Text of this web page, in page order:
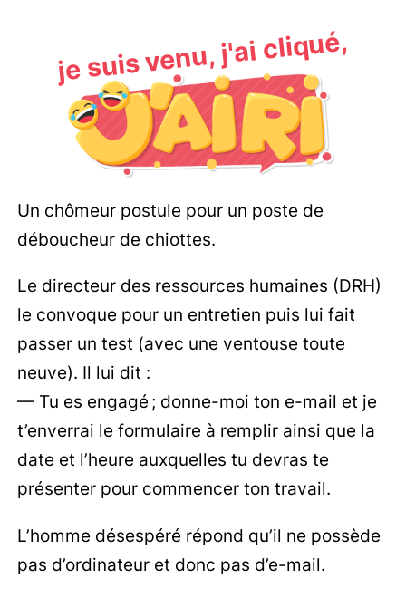
je suis venu, j'ai cliqué,
Un chômeur postule pour un poste de
déboucheur de chiottes.
Le directeur des ressources humaines (DRH)
le convoque pour un entretien puis lui fait
passer un test (avec une ventouse toute
neuve). Il lui dit :
— Tu es engagé ; donne-moi ton e-mail et je
t’enverrai le formulaire à remplir ainsi que la
date et l’heure auxquelles tu devras te
présenter pour commencer ton travail.
L’homme désespéré répond qu’il ne possède
pas d’ordinateur et donc pas d’e-mail.